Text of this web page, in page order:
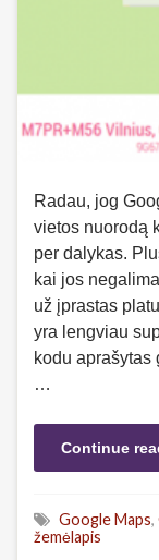
Radau, jog
vietos nuorodą
per dalykas.
kai jos
už įprastas
yra lengviau
kodu aprašytas
…
Continue
Google Maps,
žemėlapis